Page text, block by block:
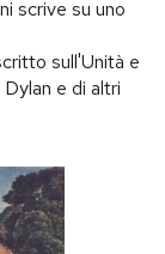
scrive su uno
sull'Unità e
e di altri